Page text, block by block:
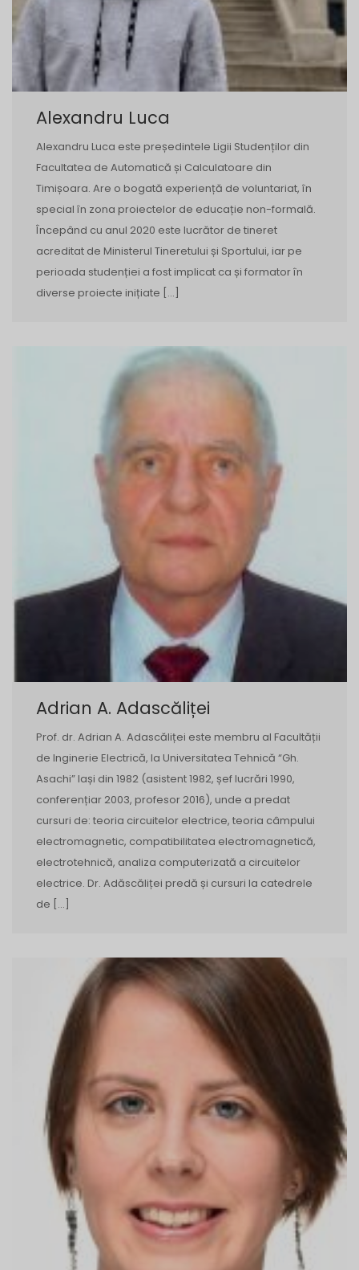
Alexandru Luca
Alexandru Luca este președintele Ligii Studenților din
Facultatea de Automatică și Calculatoare din
Timișoara. Are o bogată experiență de voluntariat, în
special în zona proiectelor de educație non-formală.
Începând cu anul 2020 este lucrător de tineret
acreditat de Ministerul Tineretului și Sportului, iar pe
perioada studenției a fost implicat ca și formator în
diverse proiecte inițiate […]
Adrian A. Adascăliței
Prof. dr. Adrian A. Adascăliței este membru al Facultății
de Inginerie Electrică, la Universitatea Tehnică “Gh.
Asachi” Iași din 1982 (asistent 1982, șef lucrări 1990,
conferențiar 2003, profesor 2016), unde a predat
cursuri de: teoria circuitelor electrice, teoria câmpului
electromagnetic, compatibilitatea electromagnetică,
electrotehnică, analiza computerizată a circuitelor
electrice. Dr. Adăscăliței predă și cursuri la catedrele
de […]